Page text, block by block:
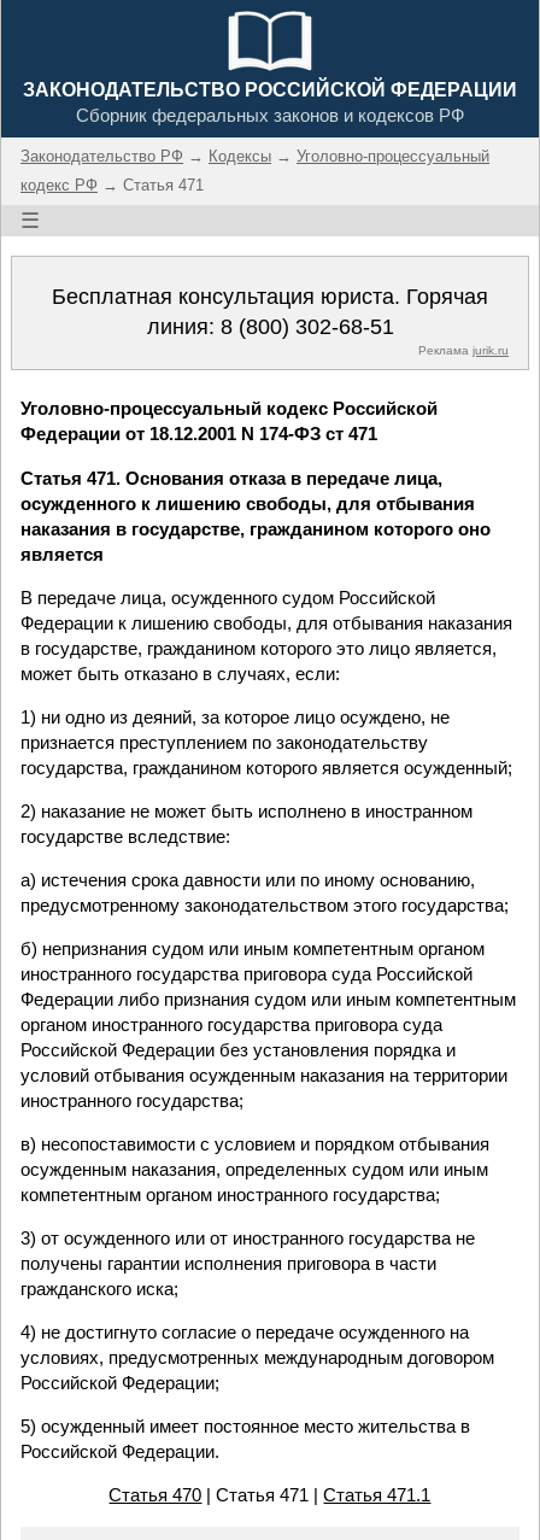
ЗАКОНОДАТЕЛЬСТВО РОССИЙСКОЙ ФЕДЕРАЦИИ
Сборник федеральных законов и кодексов РФ
Законодательство РФ → Кодексы → Уголовно-процессуальный
кодекс РФ → Статья 471
☰
Бесплатная консультация юриста. Горячая
линия: 8 (800) 302-68-51
Реклама jurik.ru
Уголовно-процессуальный кодекс Российской
Федерации от 18.12.2001 N 174-ФЗ ст 471
Статья 471. Основания отказа в передаче лица,
осужденного к лишению свободы, для отбывания
наказания в государстве, гражданином которого оно
является
В передаче лица, осужденного судом Российской
Федерации к лишению свободы, для отбывания наказания
в государстве, гражданином которого это лицо является,
может быть отказано в случаях, если:
1) ни одно из деяний, за которое лицо осуждено, не
признается преступлением по законодательству
государства, гражданином которого является осужденный;
2) наказание не может быть исполнено в иностранном
государстве вследствие:
а) истечения срока давности или по иному основанию,
предусмотренному законодательством этого государства;
б) непризнания судом или иным компетентным органом
иностранного государства приговора суда Российской
Федерации либо признания судом или иным компетентным
органом иностранного государства приговора суда
Российской Федерации без установления порядка и
условий отбывания осужденным наказания на территории
иностранного государства;
в) несопоставимости с условием и порядком отбывания
осужденным наказания, определенных судом или иным
компетентным органом иностранного государства;
3) от осужденного или от иностранного государства не
получены гарантии исполнения приговора в части
гражданского иска;
4) не достигнуто согласие о передаче осужденного на
условиях, предусмотренных международным договором
Российской Федерации;
5) осужденный имеет постоянное место жительства в
Российской Федерации.
Статья 470 | Статья 471 |Статья 471.1